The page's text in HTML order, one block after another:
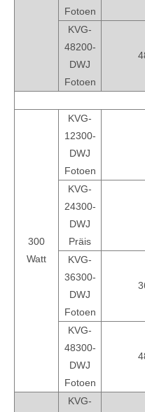
Fotoen
KVG-
48200-
DWJ
Fotoen
300
Watt
KVG-
12300-
DWJ
Fotoen
KVG-
24300-
DWJ
Präis
KVG-
36300-
DWJ
Fotoen
KVG-
48300-
DWJ
Fotoen
KVG-